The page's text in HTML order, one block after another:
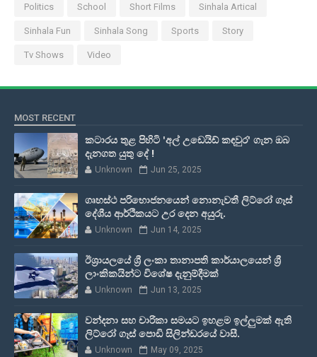
Politics School Short Films Sinhala Artical
Sinhala Fun Sinhala Song Sports Story
Tv Shows Video
MOST RECENT
කටාරය තුළ පිහිටි 'අල් උඩෙයිඩ් කඳවුර' ගැන ඔබ
දැනගත යුතු දේ !
Unknown Jun 25, 2025
ගෘහස්ථ පරිභොජනයෙන් නොනැවතී ලිට්රෝ ගෑස්
දේශීය ආර්ථිකයට උර දෙන අයුරු.
Unknown Jun 14, 2025
ඊශ්‍රායලයේ ශ්‍රී ලංකා තානාපති කාර්යාලයෙන් ශ්‍රී
ලාංකිකයින්ට විශේෂ දැනුම්දීමක්
Unknown Jun 13, 2025
වන්දනා සහ චාරිකා සමයට ඉහළම ඉල්ලුමක් ඇති
ලිට්රෝ ගෑස් පොඩි සිලින්ඩරයේ වාසී.
Unknown May 09, 2025